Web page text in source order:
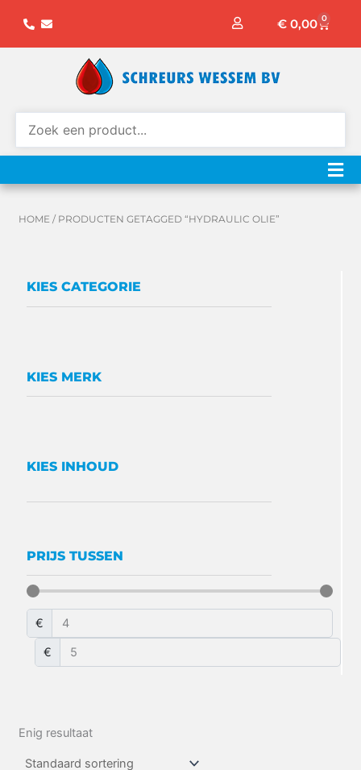
de
€ 0,00 0
HOME / PRODUCTEN GETAGGED “HYDRAULIC OLIE”
KIES CATEGORIE
KIES MERK
KIES INHOUD
PRIJS TUSSEN
€
€
Enig resultaat